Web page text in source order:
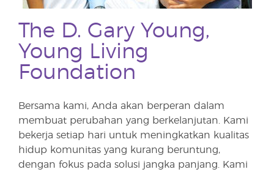
The D. Gary Young,
Young Living
Foundation
Bersama kami, Anda akan berperan dalam
membuat perubahan yang berkelanjutan. Kami
bekerja setiap hari untuk meningkatkan kualitas
hidup komunitas yang kurang beruntung,
dengan fokus pada solusi jangka panjang. Kami